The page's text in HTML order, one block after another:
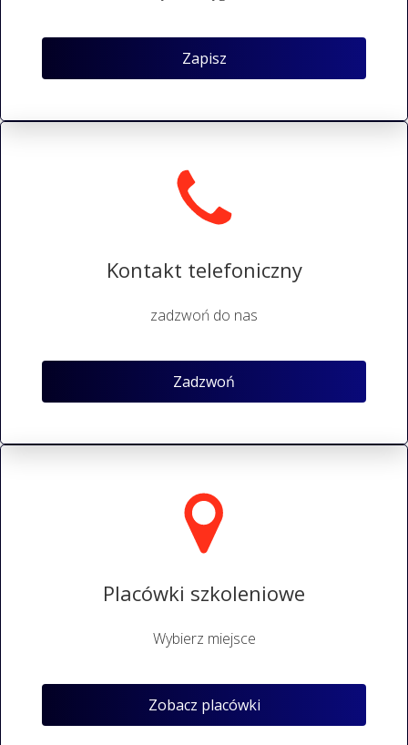
Zapisz
Kontakt telefoniczny
zadzwoń do nas
Zadzwoń
Placówki szkoleniowe
Wybierz miejsce
Zobacz placówki